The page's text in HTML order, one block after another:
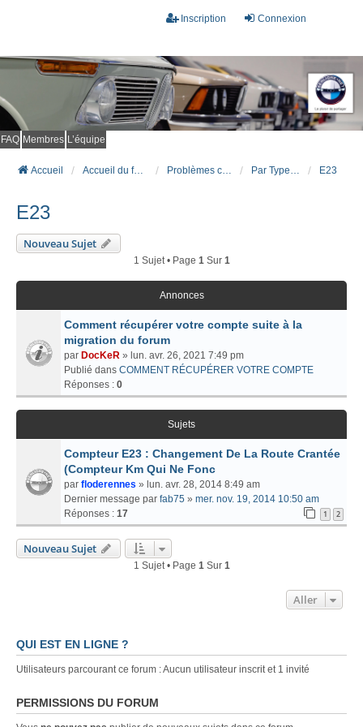
Connexion
Inscription
FAQ Membres L’équipe
Accueil Accueil du forum Problèmes connus et résolus (FAQ) Par Type Carrosserie E23
E23
Nouveau Sujet
1 Sujet • Page 1Sur 1
Annonces
Comment récupérer votre compte suite à la
migration du forum
par DocKeR » lun. avr. 26, 2021 7:49 pm
Publié dans COMMENT RÉCUPÉRER VOTRE COMPTE
Réponses : 0
Sujets
Compteur E23 : Changement De La Route Crantée
(Compteur Km Qui Ne Fonc
par floderennes » lun. avr. 28, 2014 8:49 am
Dernier message par fab75 » mer. nov. 19, 2014 10:50 am
Réponses : 17 1 2
Nouveau Sujet
1 Sujet • Page 1Sur 1
Aller
QUI EST EN LIGNE ?
Utilisateurs parcourant ce forum : Aucun utilisateur inscrit et 1 invité
PERMISSIONS DU FORUM